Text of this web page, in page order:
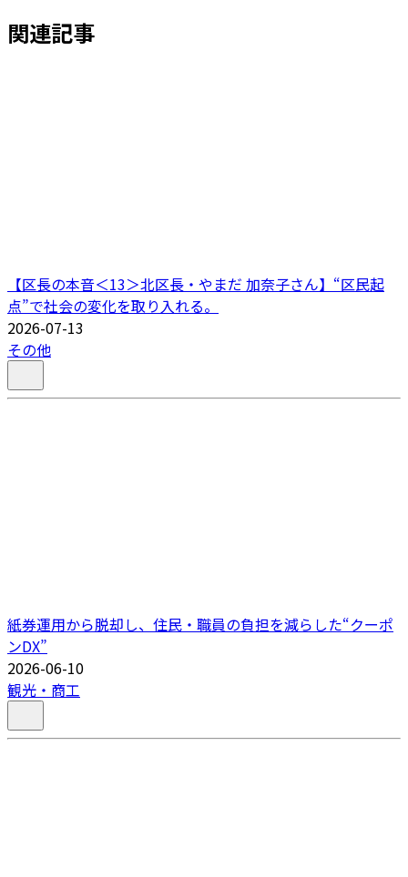
関連記事
【区長の本音＜13＞北区長・やまだ 加奈子さん】“区民起
点”で社会の変化を取り入れる。
2026-07-13
その他
紙券運用から脱却し、住民・職員の負担を減らした“クーポ
ンDX”
2026-06-10
観光・商工